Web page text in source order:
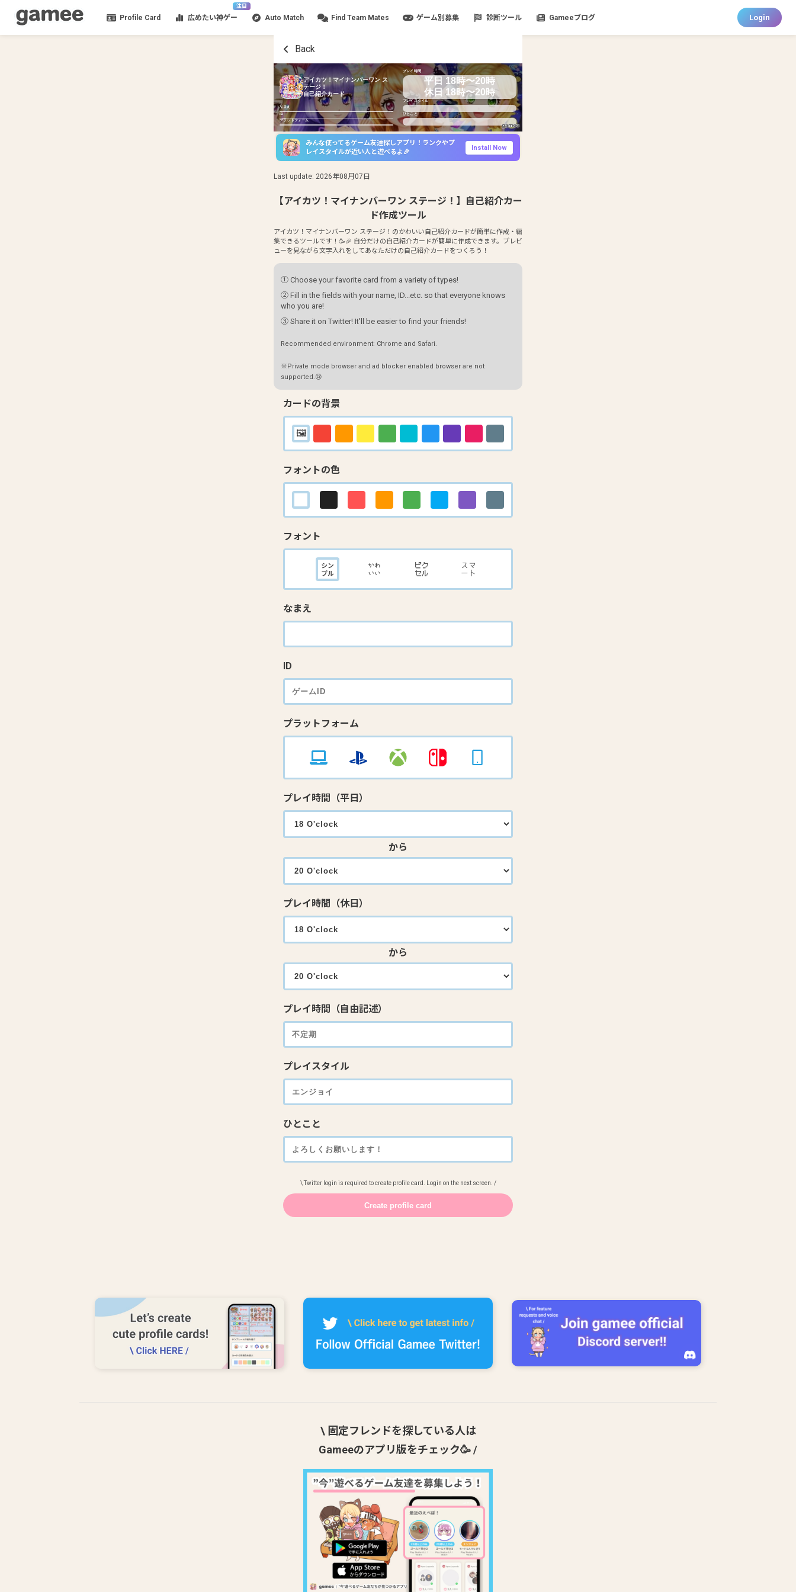
Profile Card
注目
広めたい神ゲー Auto Match Find Team Mates ゲーム別募集 診断ツール Gameeブログ Login
Back
アイカツ！マイナンバーワン ス
テージ！
自己紹介カード
なまえ
ID
プラットフォーム
プレイ時間
平日 18時〜20時
休日 18時〜20時
プレイスタイル
ひとこと
みんな使ってるゲーム友達探しアプリ！ランクやプ
レイスタイルが近い人と遊べるよ🎉
Install Now
Last update: 2026年08月07日
【アイカツ！マイナンバーワン ステージ！】自己紹介カー
ド作成ツール
アイカツ！マイナンバーワン ステージ！のかわいい自己紹介カードが簡単に作成・編
集できるツールです！🥳🎉 自分だけの自己紹介カードが簡単に作成できます。プレビ
ューを見ながら文字入れをしてあなただけの自己紹介カードをつくろう！
① Choose your favorite card from a variety of types!
② Fill in the fields with your name, ID...etc. so that everyone knows
who you are!
③ Share it on Twitter! It'll be easier to find your friends!
Recommended environment: Chrome and Safari.
※Private mode browser and ad blocker enabled browser are not
supported.😢
カードの背景
フォントの色
フォント
なまえ
ID
プラットフォーム
プレイ時間（平日）
から
プレイ時間（休日）
から
プレイ時間（自由記述）
プレイスタイル
ひとこと
\ Twitter login is required to create profile card. Login on the next screen. /
\ 固定フレンドを探している人は
Gameeのアプリ版をチェック🥳 /